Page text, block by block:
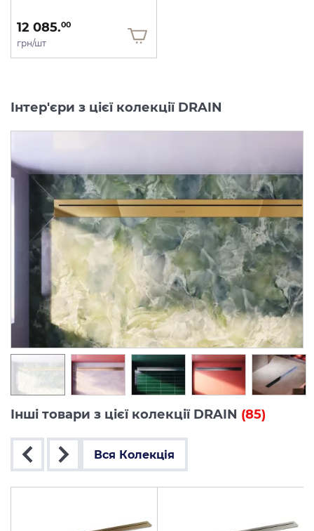
12 085.00
грн/шт
Інтер'єри з цієї колекції DRAIN
Інші товари з цієї колекції DRAIN (85)
Вся Колекція